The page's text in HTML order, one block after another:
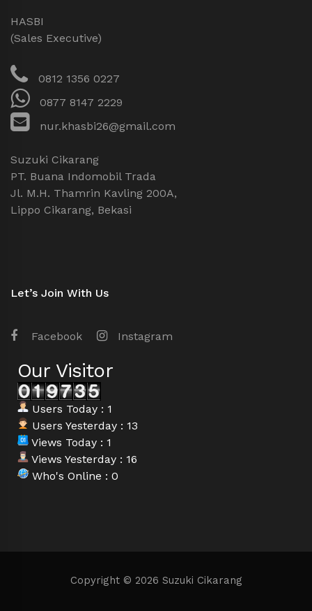
HASBI
(Sales Executive)
0812 1356 0227
0877 8147 2229
nur.khasbi26@gmail.com
Suzuki Cikarang
PT. Buana Indomobil Trada
Jl. M.H. Thamrin Kavling 200A,
Lippo Cikarang, Bekasi
Let’s Join With Us
Facebook Instagram
Our Visitor
Users Today : 1
Users Yesterday : 13
Views Today : 1
Views Yesterday : 16
Who's Online : 0
Copyright © 2026 Suzuki Cikarang